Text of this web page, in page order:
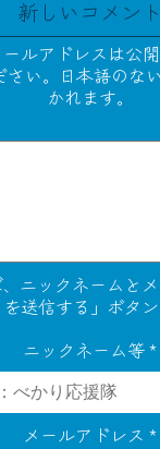
新しいコメン
ルアドレスは公
い。日本語のな
かれます。
ニックネームと
送信する」ボタ
ニックネーム等*
メールアドレス*